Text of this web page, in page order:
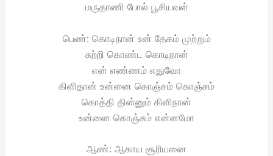
மருதாணி போல் பூசியவள்
பெண்: கொடிநான் உன் தேகம் முற்றும்
சுற்றி கொண்ட கொடிநான்
என் எண்ணம் எதுவோ
கிளிதான் உன்னை கொஞ்சம் கொஞ்சம்
கொத்தி தின்னும் கிளிநான்
உன்னை கொஞ்சும் என்னமோ
ஆண்: ஆகாய சூரியனை